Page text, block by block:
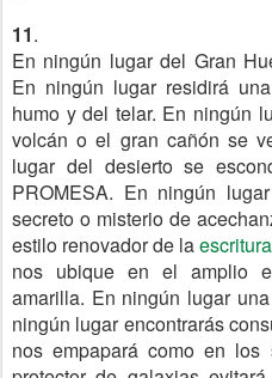
11.
En ningún lugar del Gran
En ningún lugar residirá
humo y del telar. En ningún
volcán o el gran cañón se
lugar del desierto se
PROMESA. En ningún
secreto o misterio de
estilo renovador de laescritura
nos ubique en el amplio
amarilla. En ningún lugar
ningún lugar encontrarás
nos empapará como en